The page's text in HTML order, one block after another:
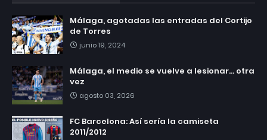
Málaga, agotadas las entradas del Cortijo
de Torres
junio 19, 2024
Málaga, el medio se vuelve a lesionar... otra
vez
agosto 03, 2026
FC Barcelona: Así sería la camiseta
2011/2012